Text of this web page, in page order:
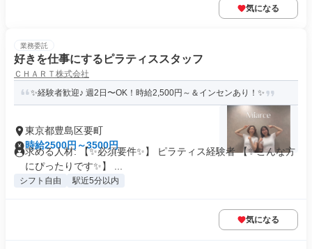
気になる
業務委託
好きを仕事にするピラティススタッフ
ＣＨＡＲＴ株式会社
✨経験者歓迎♪ 週2日〜OK！時給2,500円～＆インセンあり！✨
東京都豊島区要町
時給2500円～3500円
求める人材: 【✨必須要件✨】 ピラティス経験者 【✨こんな方
にぴったりです✨】 ...
シフト自由 駅近5分以内
気になる